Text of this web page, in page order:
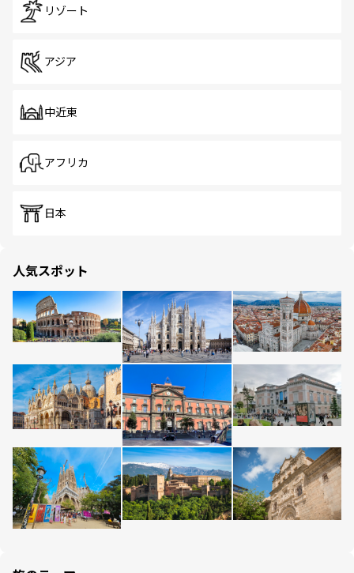
リゾート
アジア
中近東
アフリカ
日本
人気スポット